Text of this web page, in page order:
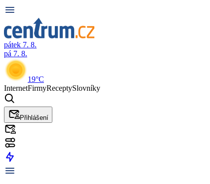
pátek 7. 8.
pá 7. 8.
19°C
InternetFirmyReceptySlovníky
Přihlášení